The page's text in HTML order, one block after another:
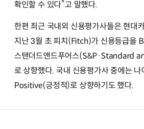
확인할 수 있다”고 말했다.
한편 최근 국내외 신용평가사들은 현대
지난 3월 초 피치(Fitch)가 신용등급을
스탠더드앤드푸어스(S&P·Standard
로 상향했다. 국내 신용평가사 중에는
Positive(긍정적)로 상향하기도 했다.